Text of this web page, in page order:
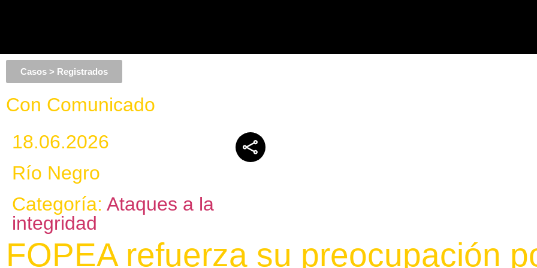
Casos > Registrados
Con Comunicado
18.06.2026
Río Negro
Categoría: Ataques a la
integridad
FOPEA refuerza su preocupación